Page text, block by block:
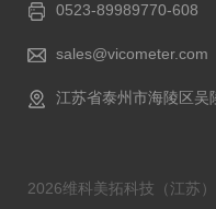
0523-89989770-608
sales@vicometer.com
江苏省泰州市海陵区吴
2026维科美拓科技（江苏